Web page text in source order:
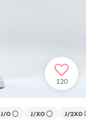
120
J/O ○ J/XO ○ J/2XO